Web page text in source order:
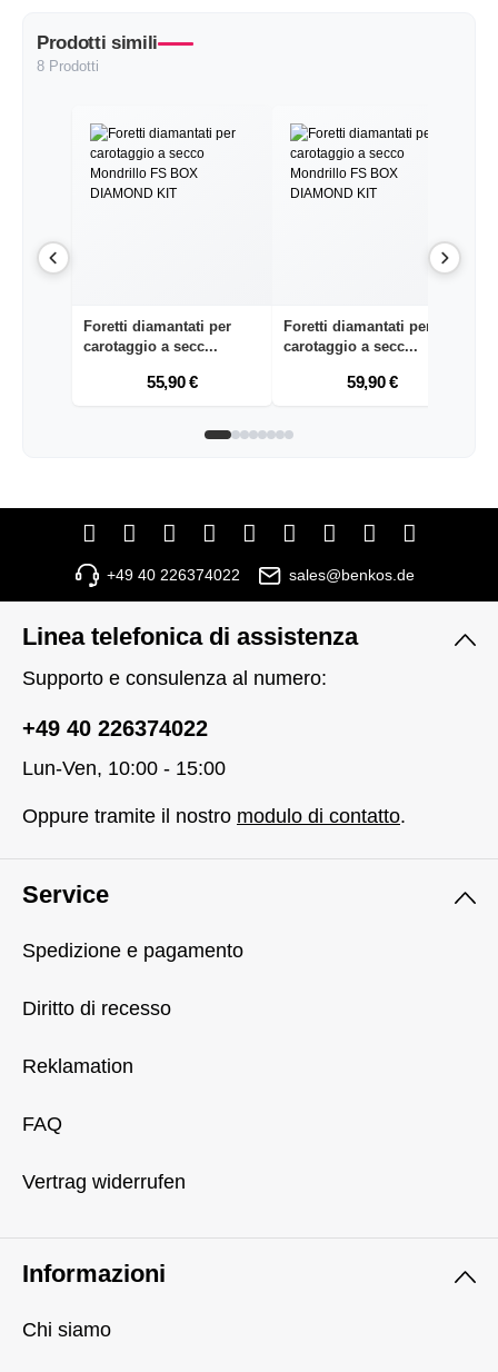
Prodotti simili
8 Prodotti
Foretti diamantati per
carotaggio a secc...
55,90 €
Foretti diamantati per
carotaggio a secc...
59,90 €
+49 40 226374022 sales@benkos.de
Linea telefonica di assistenza
Supporto e consulenza al numero:
+49 40 226374022
Lun-Ven, 10:00 - 15:00
Oppure tramite il nostro modulo di contatto.
Service
Spedizione e pagamento
Diritto di recesso
Reklamation
FAQ
Vertrag widerrufen
Informazioni
Chi siamo